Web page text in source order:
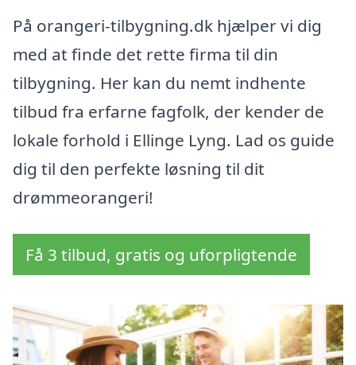
På orangeri-tilbygning.dk hjælper vi dig
med at finde det rette firma til din
tilbygning. Her kan du nemt indhente
tilbud fra erfarne fagfolk, der kender de
lokale forhold i Ellinge Lyng. Lad os guide
dig til den perfekte løsning til dit
drømmeorangeri!
Få 3 tilbud, gratis og uforpligtende